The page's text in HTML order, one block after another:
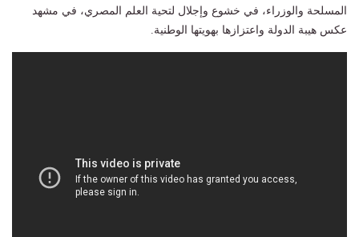
المسلحة والوزراء، في خشوع وإجلال لتحية العلم المصري، في مشهد
عكس هيبة الدولة واعتزازها بهويتها الوطنية.